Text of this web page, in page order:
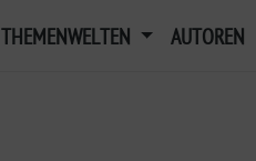
THEMENWELTEN AUTOREN